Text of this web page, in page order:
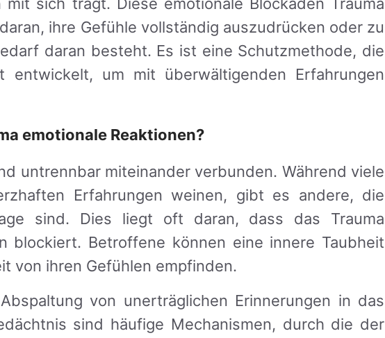
ihre Gefühle vollständig auszudrücken oder zu
daran besteht. Es ist eine Schutzmethode, die
entwickelt, um mit überwältigenden Erfahrungen
emotionale Reaktionen?
untrennbar miteinander verbunden. Während viele
Erfahrungen weinen, gibt es andere, die
sind. Dies liegt oft daran, dass das Trauma
blockiert. Betroffene können eine innere Taubheit
von ihren Gefühlen empfinden.
von unerträglichen Erinnerungen in das
sind häufige Mechanismen, durch die der